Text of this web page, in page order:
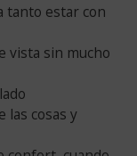
tanto estar con
vista sin mucho
las cosas y